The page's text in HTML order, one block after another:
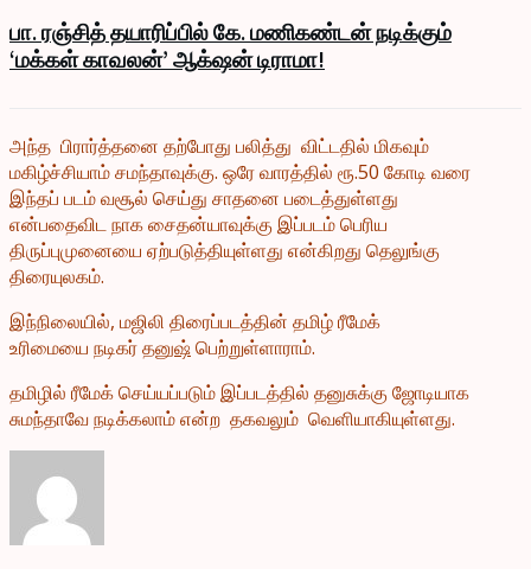
பா. ரஞ்சித் தயாரிப்பில் கே. மணிகண்டன் நடிக்கும்
‘மக்கள் காவலன்’ ஆக்‌ஷன் டிராமா!
அந்த பிரார்த்தனை தற்போது பலித்து விட்டதில் மிகவும்
மகிழ்ச்சியாம் சமந்தாவுக்கு. ஒரே வாரத்தில் ரூ.50 கோடி வரை
இந்தப் படம் வசூல் செய்து சாதனை படைத்துள்ளது
என்பதைவிட நாக சைதன்யாவுக்கு இப்படம் பெரிய
திருப்புமுனையை ஏற்படுத்தியுள்ளது என்கிறது தெலுங்கு
திரையுலகம்.
இந்நிலையில், மஜிலி திரைப்படத்தின் தமிழ் ரீமேக்
உரிமையை நடிகர்தனுஷ்பெற்றுள்ளாராம்.
தமிழில் ரீமேக் செய்யப்படும் இப்படத்தில் தனுசுக்கு ஜோடியாக
சுமந்தாவே நடிக்கலாம் என்ற தகவலும் வெளியாகியுள்ளது.